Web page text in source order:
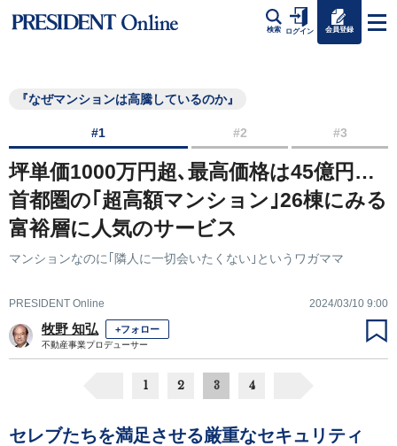
検索 ログイン 会員登録
『なぜマンションは高騰しているのか』
#1 #2 #3
坪単価1000万円超､最高価格は45億円…
首都圏の｢超高額マンション｣26棟にみる
富裕層に人気のサービス
マンションなのに｢隣人に一切会いたくない｣というワガママ
PRESIDENT Online 2024/03/10 9:00
牧野 知弘 +フォロー
不動産事業プロデューサー
1 2 3 4
セレブたちを満足させる厳重なセキュリティ